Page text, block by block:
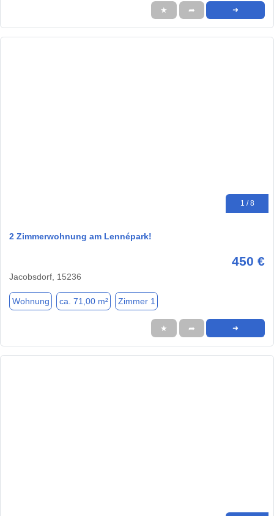
★ ➦ ➜
1 / 8
2 Zimmerwohnung am Lennépark!
450 €
Jacobsdorf, 15236
Wohnung ca. 71,00 m² Zimmer 1
★ ➦ ➜